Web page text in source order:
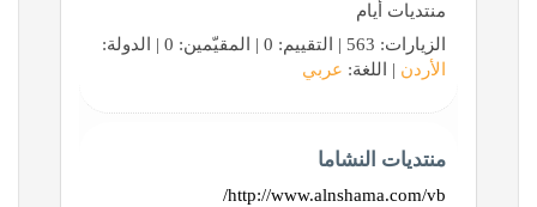
منتديات أيام
الزيارات: 563 | التقييم: 0 | المقيّمين: 0 | الدولة:
الأردن | اللغة: عربي
منتديات النشاما
http://www.alnshama.com/vb/